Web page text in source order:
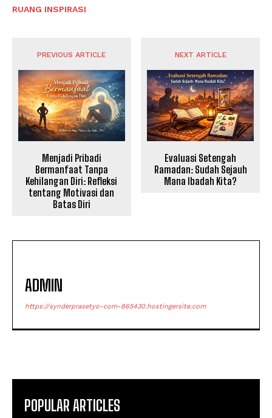
RUANG INSPIRASI
PREVIOUS ARTICLE
Menjadi Pribadi
Bermanfaat Tanpa
Kehilangan Diri: Refleksi
tentang Motivasi dan
Batas Diri
NEXT ARTICLE
Evaluasi Setengah
Ramadan: Sudah Sejauh
Mana Ibadah Kita?
ADMIN
https://synderprasetyo-com-865430.hostingersite.com
POPULAR ARTICLES